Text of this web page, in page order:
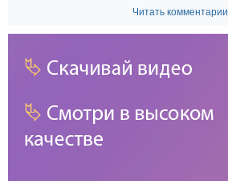
Читать комментарии